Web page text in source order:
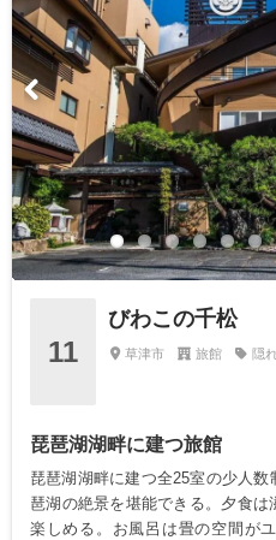
11
びわこの千松
草津市 旅館 隠
琵琶湖湖畔に建つ旅館
琵琶湖湖畔に建つ全25室の少人
琶湖の絶景を堪能できる。夕食
楽しめる。お風呂は畳の空間が